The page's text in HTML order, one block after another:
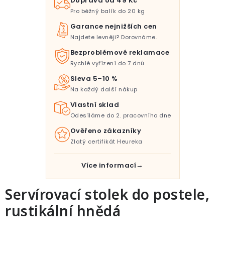
Servírovací stolek do postele,
rustikální hnědá
Pro běžný balík do 20 kg
Garance nejnižších cen
Najdete levněji? Dorovnáme.
Bezproblémové reklamace
Rychlé vyřízení do 7 dnů
Sleva 5–10 %
Na každý další nákup
Vlastní sklad
Odesíláme do 2. pracovního dne
Ověřeno zákazníky
Zlatý certifikát Heureka
Více informací